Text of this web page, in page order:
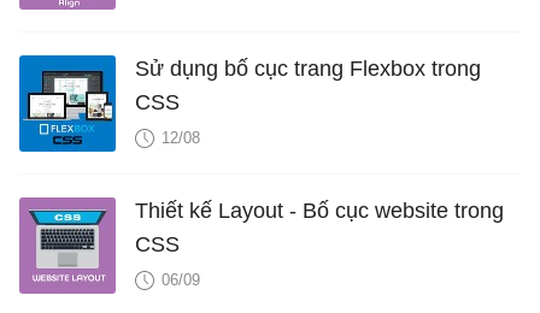
Sử dụng bố cục trang Flexbox trong
CSS
12/08
Thiết kế Layout - Bố cục website trong
CSS
06/09